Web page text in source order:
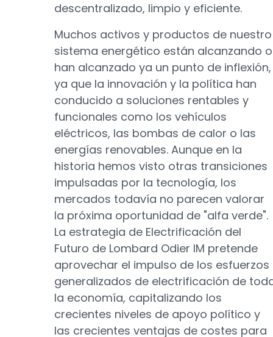
descentralizado, limpio y eficiente.
Muchos activos y productos de nuestro
sistema energético están alcanzando o
han alcanzado ya un punto de inflexión,
ya que la innovación y la política han
conducido a soluciones rentables y
funcionales como los vehículos
eléctricos, las bombas de calor o las
energías renovables. Aunque en la
historia hemos visto otras transiciones
impulsadas por la tecnología, los
mercados todavía no parecen valorar
la próxima oportunidad de "alfa verde".
La estrategia de Electrificación del
Futuro de Lombard Odier IM pretende
aprovechar el impulso de los esfuerzos
generalizados de electrificación de
la economía, capitalizando los
crecientes niveles de apoyo político y
las crecientes ventajas de costes para